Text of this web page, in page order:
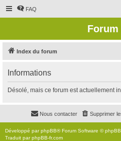
FAQ
Forum
Index du forum
Informations
Désolé, mais ce forum est actuellement
Supprimer
Nous contacter
Développé parphpBB® Forum Software ©
Traduit parphpBB-fr.com